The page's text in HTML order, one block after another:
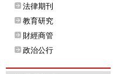
法律期刊
教育研究
財經商管
政治公行